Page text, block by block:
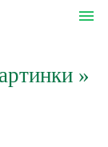
menu
»